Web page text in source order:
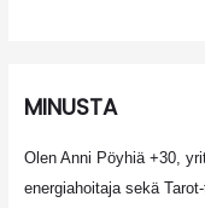
MINUSTA
Olen Anni Pöyhiä +30,
energiahoitaja sekä